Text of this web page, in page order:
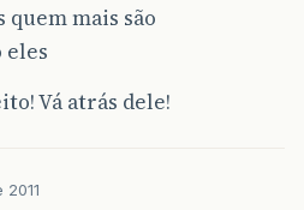
quem mais são
eles
Vá atrás dele!